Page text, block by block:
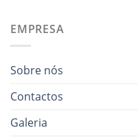
EMPRESA
Sobre nós
Contactos
Galeria